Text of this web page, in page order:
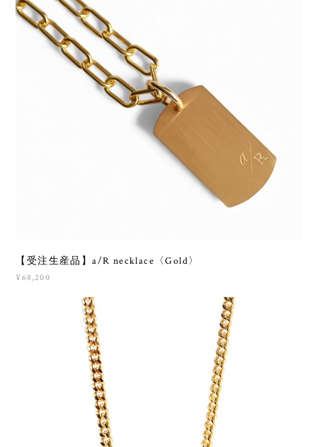
【受注生産品】a/R necklace〈Gold〉
¥68,200